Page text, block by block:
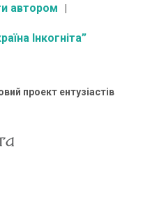
автором
Інкогніта”
проект ентузіастів